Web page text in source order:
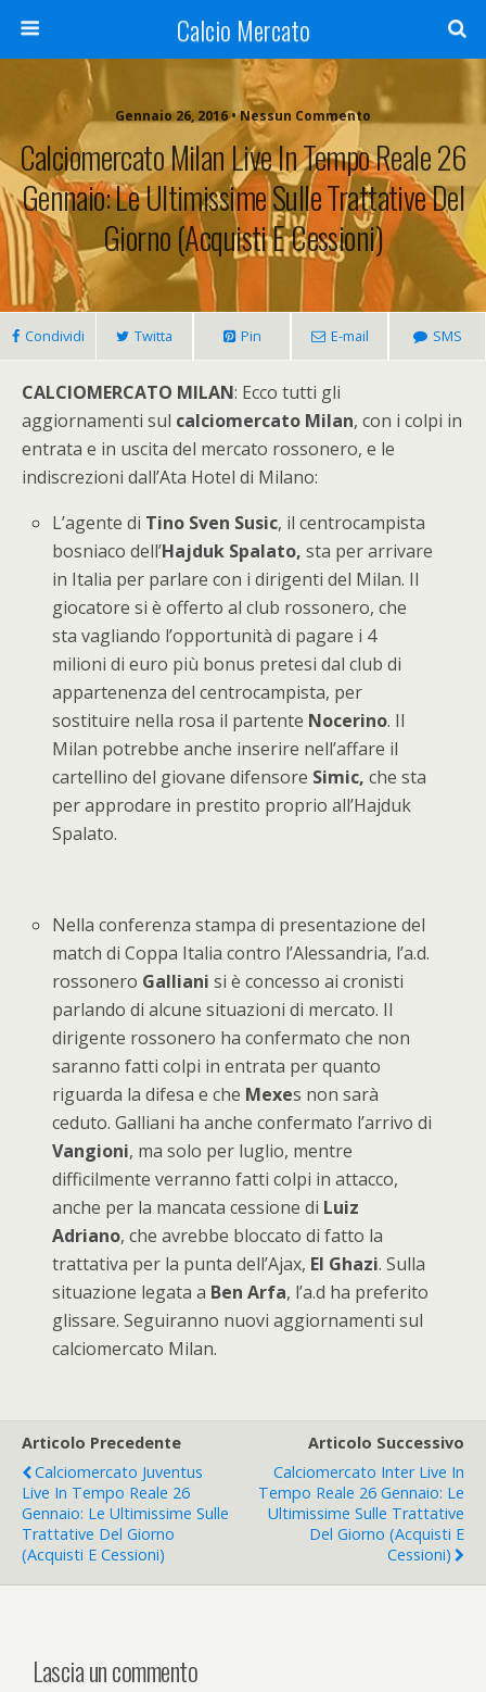
Calcio Mercato
Gennaio 26, 2016 • Nessun Commento
Calciomercato Milan Live In Tempo Reale 26
Gennaio: Le Ultimissime Sulle Trattative Del
Giorno (acquisti E Cessioni)
Condividi Twitta Pin E-mail SMS
CALCIOMERCATO MILAN: Ecco tutti gli
aggiornamenti sul calciomercato Milan, con i colpi in
entrata e in uscita del mercato rossonero, e le
indiscrezioni dall’Ata Hotel di Milano:
L’agente di Tino Sven Susic, il centrocampista
bosniaco dell’Hajduk Spalato, sta per arrivare
in Italia per parlare con i dirigenti del Milan. Il
giocatore si è offerto al club rossonero, che
sta vagliando l’opportunità di pagare i 4
milioni di euro più bonus pretesi dal club di
appartenenza del centrocampista, per
sostituire nella rosa il partente Nocerino. Il
Milan potrebbe anche inserire nell’affare il
cartellino del giovane difensore Simic, che sta
per approdare in prestito proprio all’Hajduk
Spalato.
Nella conferenza stampa di presentazione del
match di Coppa Italia contro l’Alessandria, l’a.d.
rossonero Galliani si è concesso ai cronisti
parlando di alcune situazioni di mercato. Il
dirigente rossonero ha confermato che non
saranno fatti colpi in entrata per quanto
riguarda la difesa e che Mexes non sarà
ceduto. Galliani ha anche confermato l’arrivo di
Vangioni, ma solo per luglio, mentre
difficilmente verranno fatti colpi in attacco,
anche per la mancata cessione di Luiz
Adriano, che avrebbe bloccato di fatto la
trattativa per la punta dell’Ajax, El Ghazi. Sulla
situazione legata a Ben Arfa, l’a.d ha preferito
glissare. Seguiranno nuovi aggiornamenti sul
calciomercato Milan.
Articolo Precedente
Calciomercato Juventus
Live In Tempo Reale 26
Gennaio: Le Ultimissime Sulle
Trattative Del Giorno
(acquisti E Cessioni)
Articolo Successivo
Calciomercato Inter Live In
Tempo Reale 26 Gennaio: Le
Ultimissime Sulle Trattative
Del Giorno (acquisti E
Cessioni)
Lascia un commento